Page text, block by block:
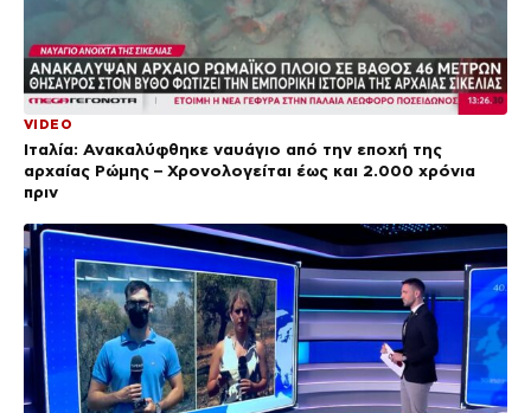
VIDEO
Ιταλία: Ανακαλύφθηκε ναυάγιο από την εποχή της
αρχαίας Ρώμης – Χρονολογείται έως και 2.000 χρόνια
πριν